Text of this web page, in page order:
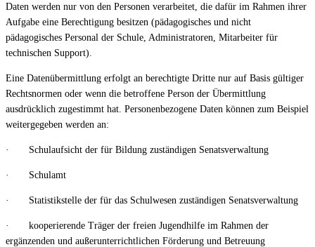
Daten werden nur von den Personen verarbeitet, die dafür im Rahmen ihrer
Aufgabe eine Berechtigung besitzen (pädagogisches und nicht
pädagogisches Personal der Schule, Administratoren, Mitarbeiter für
technischen Support).
Eine Datenübermittlung erfolgt an berechtigte Dritte nur auf Basis gültiger
Rechtsnormen oder wenn die betroffene Person der Übermittlung
ausdrücklich zugestimmt hat. Personenbezogene Daten können zum Beispiel
weitergegeben werden an:
· Schulaufsicht der für Bildung zuständigen Senatsverwaltung
· Schulamt
· Statistikstelle der für das Schulwesen zuständigen Senatsverwaltung
· kooperierende Träger der freien Jugendhilfe im Rahmen der
ergänzenden und außerunterrichtlichen Förderung und Betreuung